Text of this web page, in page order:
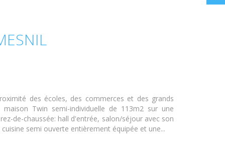
des écoles, des commerces et des grands
Twin semi-individuelle de 113m2 sur une
de-chaussée: hall d'entrée, salon/séjour avec son
semi ouverte entièrement équipée et une...